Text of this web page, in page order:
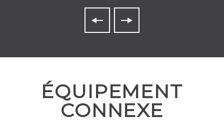
ÉQUIPEMENT
CONNEXE